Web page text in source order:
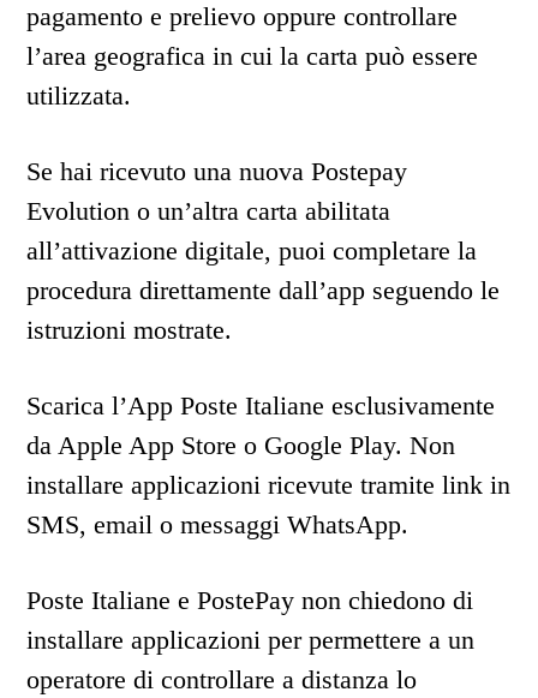
pagamento e prelievo oppure controllare
l’area geografica in cui la carta può essere
utilizzata.
Se hai ricevuto una nuova Postepay
Evolution o un’altra carta abilitata
all’attivazione digitale, puoi completare la
procedura direttamente dall’app seguendo le
istruzioni mostrate.
Scarica l’App Poste Italiane esclusivamente
da Apple App Store o Google Play. Non
installare applicazioni ricevute tramite link in
SMS, email o messaggi WhatsApp.
Poste Italiane e PostePay non chiedono di
installare applicazioni per permettere a un
operatore di controllare a distanza lo